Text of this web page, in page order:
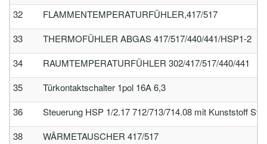
32
FLAMMENTEMPERATURFÜHLER,417/517
33
THERMOFÜHLER ABGAS 417/517/440/441/HSP1-2
34
RAUMTEMPERATURFÜHLER 302/417/517/440/441
35
Türkontaktschalter 1pol 16A 6,3
36
Steuerung HSP 1/2.17 712/713/714.08 mit Kunststoff
38
WÄRMETAUSCHER 417/517